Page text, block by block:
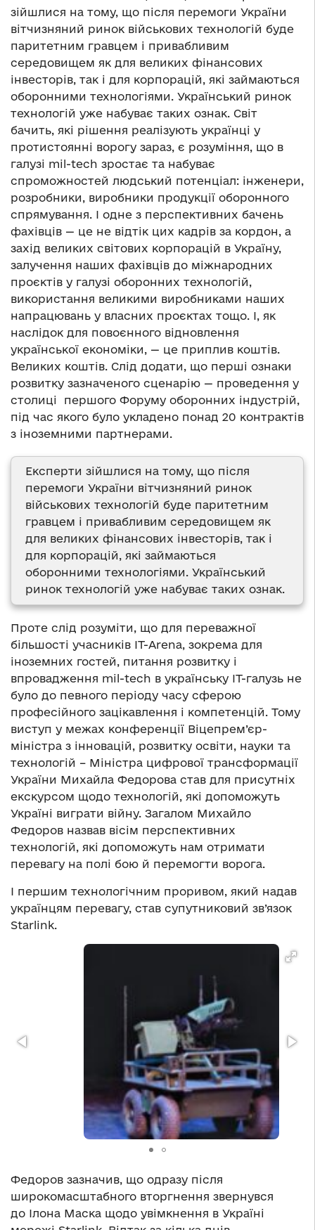
зійшлися на тому, що після перемоги України
вітчизняний ринок військових технологій буде
паритетним гравцем і привабливим
середовищем як для великих фінансових
інвесторів, так і для корпорацій, які займаються
оборонними технологіями. Український ринок
технологій уже набуває таких ознак. Світ
бачить, які рішення реалізують українці у
протистоянні ворогу зараз, є розуміння, що в
галузі mil-tech зростає та набуває
спроможностей людський потенціал: інженери,
розробники, виробники продукції оборонного
спрямування. І одне з перспективних бачень
фахівців — це не відтік цих кадрів за кордон, а
захід великих світових корпорацій в Україну,
залучення наших фахівців до міжнародних
проєктів у галузі оборонних технологій,
використання великими виробниками наших
напрацювань у власних проєктах тощо. І, як
наслідок для повоєнного відновлення
української економіки, — це приплив коштів.
Великих коштів. Слід додати, що перші ознаки
розвитку зазначеного сценарію — проведення у
столиці першого Форуму оборонних індустрій,
під час якого було укладено понад 20 контрактів
з іноземними партнерами.
Експерти зійшлися на тому, що після
перемоги України вітчизняний ринок
військових технологій буде паритетним
гравцем і привабливим середовищем як
для великих фінансових інвесторів, так і
для корпорацій, які займаються
оборонними технологіями. Український
ринок технологій уже набуває таких ознак.
Проте слід розуміти, що для переважної
більшості учасників IT-Arena, зокрема для
іноземних гостей, питання розвитку і
впровадження mil-tech в українську IT-галузь не
було до певного періоду часу сферою
професійного зацікавлення і компетенцій. Тому
виступ у межах конференції Віцепрем’єр-
міністра з інновацій, розвитку освіти, науки та
технологій – Міністра цифрової трансформації
України Михайла Федорова став для присутніх
екскурсом щодо технологій, які допоможуть
Україні виграти війну. Загалом Михайло
Федоров назвав вісім перспективних
технологій, які допоможуть нам отримати
перевагу на полі бою й перемогти ворога.
І першим технологічним проривом, який надав
українцям перевагу, став супутниковий зв’язок
Starlink.
Федоров зазначив, що одразу після
широкомасштабного вторгнення звернувся
до Ілона Маска щодо увімкнення в Україні